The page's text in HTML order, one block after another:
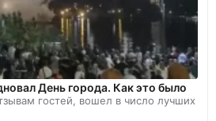
День города. Как это было
гостей, вошел в число лучших